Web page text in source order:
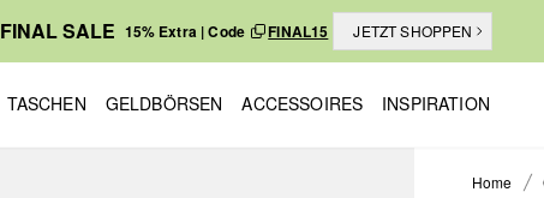
FINAL SALE 15% Extra | Code FINAL15 JETZT SHOPPEN
TASCHEN GELDBÖRSEN ACCESSOIRES INSPIRATION
Home